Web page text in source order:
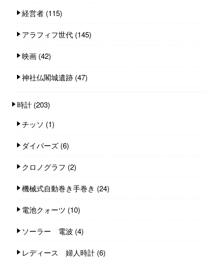
経営者 (115)
アラフィフ世代 (145)
映画 (42)
神社仏閣城遺跡 (47)
時計 (203)
チッソ (1)
ダイバーズ (6)
クロノグラフ (2)
機械式自動巻き手巻き (24)
電池クォーツ (10)
ソーラー 電波 (4)
レディース 婦人時計 (6)